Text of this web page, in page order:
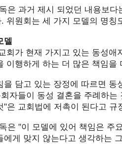
은 과거 제시 되었던 내용보
위원회는 세 가지 모델의 명칭
델
회가 현재 가지고 있는 동성
이행하게 하는 더 많은 책임을
을 담고 있는 장정에 따르면
자들이 동성 결혼을 주례하
"은 교회법에 저촉이 된다고 규
은 "이 모델에 있어 책임은 주
에게 맞지 않는다고 생각하는